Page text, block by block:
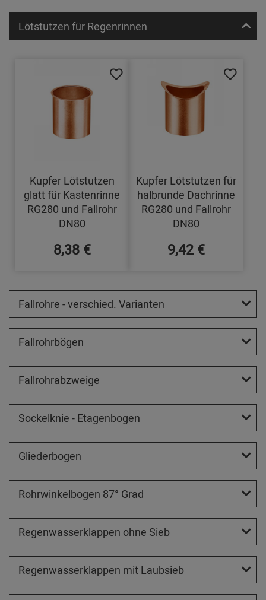
Lötstutzen für Regenrinnen
Kupfer Lötstutzen
glatt für Kastenrinne
RG280 und Fallrohr
DN80
8,38 €
Kupfer Lötstutzen für
halbrunde Dachrinne
RG280 und Fallrohr
DN80
9,42 €
Fallrohre - verschied. Varianten
Fallrohrbögen
Fallrohrabzweige
Sockelknie - Etagenbogen
Gliederbogen
Rohrwinkelbogen 87° Grad
Regenwasserklappen ohne Sieb
Regenwasserklappen mit Laubsieb